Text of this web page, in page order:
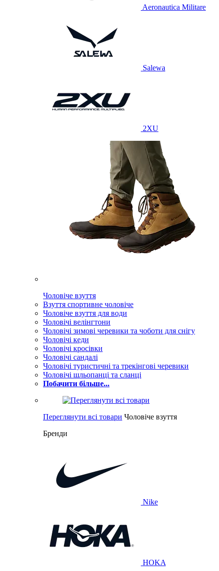
Aeronautica Militare
Salewa
2XU
Чоловіче взуття
Взуття спортивне чоловіче
Чоловіче взуття для води
Чоловічі велінгтони
Чоловічі зимові черевики та чоботи для снігу
Чоловічі кеди
Чоловічі кросівки
Чоловічі сандалі
Чоловічі туристичні та трекінгові черевики
Чоловічі шльопанці та сланці
Побачити більше...
Переглянути всі товари Чоловіче взуття
Бренди
Nike
HOKA